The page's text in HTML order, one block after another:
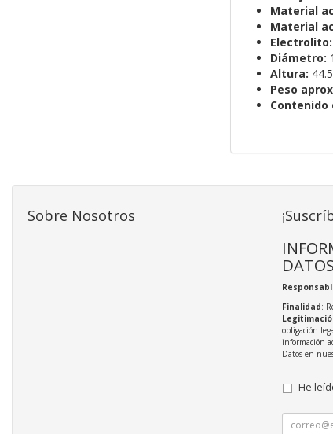
Material
Material
Electrolito:
Diámetro:
Altura:
Peso
Contenido
Sobre Nosotros
DATOS
Finalidad:
obligación
información
Datos en
He